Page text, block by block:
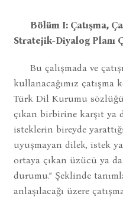
Bölüm I: Çatışma,
Stratejik-Diyalog Planı
Bu çalışmada ve
kullanacağımız çatışma
Türk Dil Kurumu
çıkan birbirine karşıt ya
isteklerin bireyde
uyuşmayan dilek, istek
ortaya çıkan üzücü ya
durumu.” Şeklinde
anlaşılacağı üzere